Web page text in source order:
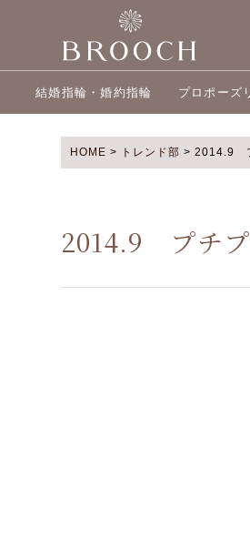
結婚指輪・婚約指輪 プロポーズ
HOME > トレンド部 > 2014.9
2014.9 プチ